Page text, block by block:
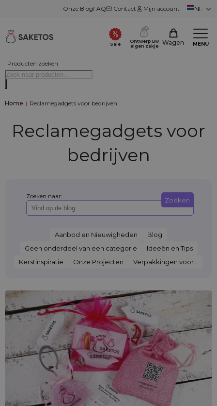
Onze BlogFAQ Contact Mijn account NL
Producten zoeken
Sale
Ontwerp uw
eigen zakje
Wagen MENU
Home | Reclamegadgets voor bedrijven
Reclamegadgets voor
bedrijven
Zoeken naar: Zoeken
Aanbod en Nieuwigheden
Blog
Geen onderdeel van een categorie
Ideeën en Tips
Kerstinspiratie
Onze Projecten Verpakkingen voor...